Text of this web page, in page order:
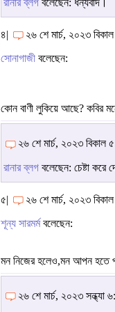
রানার ব্লগ বলেছেন: ধন্যবাদ।
৪| ২৬ শে মার্চ, ২০২৩
সোনাগাজী বলেছেন:
কোন বাণী লুকিয়ে আছে? কবির
২৬ শে মার্চ, ২০২৩ বিকাল
রানার ব্লগ বলেছেন: চেষ্টা করে
৫| ২৬ শে মার্চ, ২০২৩
শূন্য সারমর্মবলেছেন:
মন নিজের হলেও,মন আপন হতে
২৬ শে মার্চ, ২০২৩ সন্ধ্যা